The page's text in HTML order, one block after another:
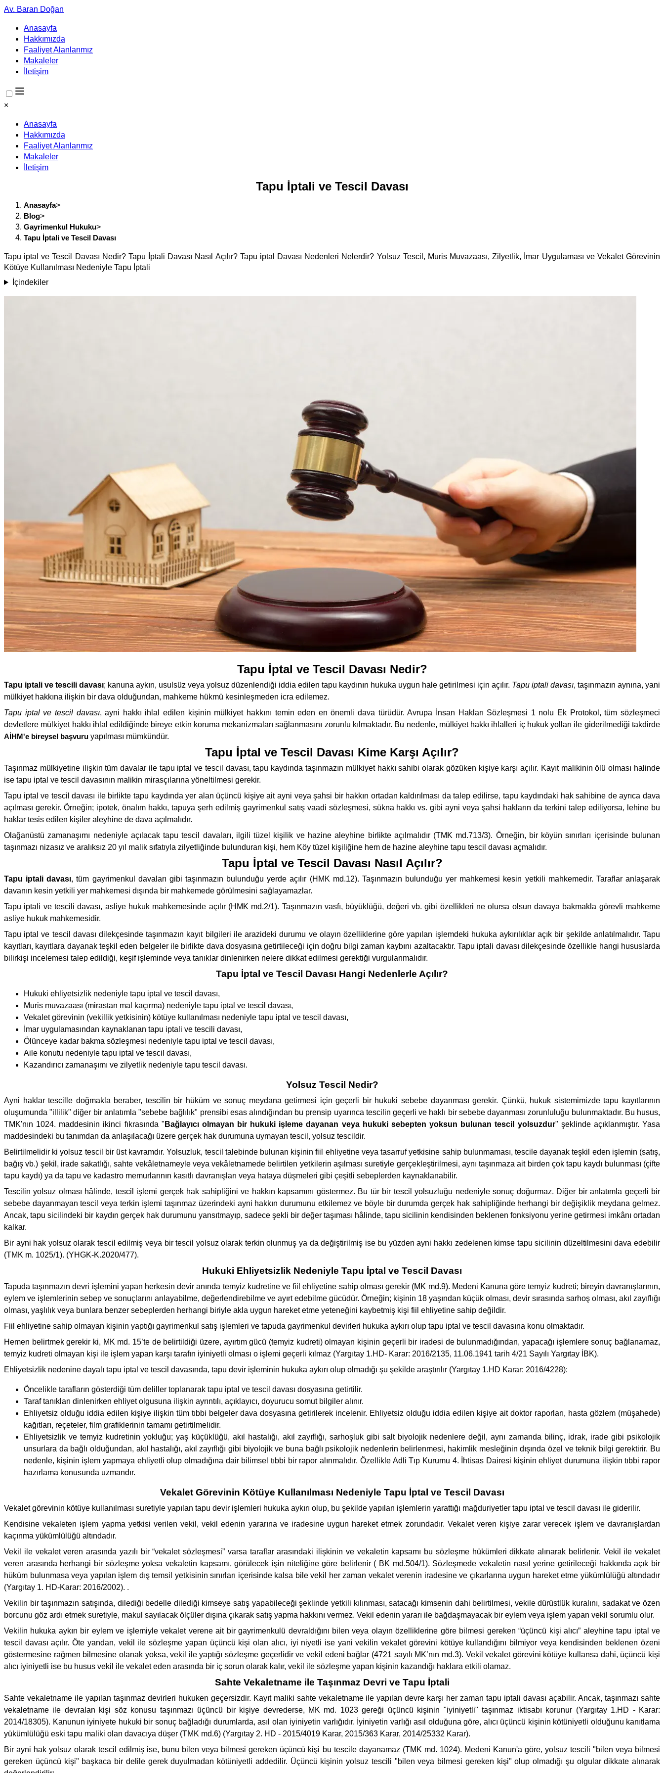
Av. Baran Doğan
Anasayfa
Hakkımızda
Faaliyet Alanlarımız
Makaleler
İletişim
×
Anasayfa
Hakkımızda
Faaliyet Alanlarımız
Makaleler
İletişim
Tapu İptali ve Tescil Davası
Anasayfa>
Blog>
Gayrimenkul Hukuku>
Tapu İptali ve Tescil Davası
Tapu iptal ve Tescil Davası Nedir? Tapu İptali Davası Nasıl Açılır? Tapu iptal Davası Nedenleri Nelerdir? Yolsuz Tescil, Muris Muvazaası, Zilyetlik, İmar Uygulaması ve Vekalet Görevinin
Kötüye Kullanılması Nedeniyle Tapu İptali
İçindekiler
Tapu İptal ve Tescil Davası Nedir?
Tapu iptali ve tescili davası; kanuna aykırı, usulsüz veya yolsuz düzenlendiği iddia edilen tapu kaydının hukuka uygun hale getirilmesi için açılır. Tapu iptali davası, taşınmazın aynına, yani
mülkiyet hakkına ilişkin bir dava olduğundan, mahkeme hükmü kesinleşmeden icra edilemez.
Tapu iptal ve tescil davası, ayni hakkı ihlal edilen kişinin mülkiyet hakkını temin eden en önemli dava türüdür. Avrupa İnsan Hakları Sözleşmesi 1 nolu Ek Protokol, tüm sözleşmeci
devletlere mülkiyet hakkı ihlal edildiğinde bireye etkin koruma mekanizmaları sağlanmasını zorunlu kılmaktadır. Bu nedenle, mülkiyet hakkı ihlalleri iç hukuk yolları ile giderilmediği takdirde
AİHM'e bireysel başvuru yapılması mümkündür.
Tapu İptal ve Tescil Davası Kime Karşı Açılır?
Taşınmaz mülkiyetine ilişkin tüm davalar ile tapu iptal ve tescil davası, tapu kaydında taşınmazın mülkiyet hakkı sahibi olarak gözüken kişiye karşı açılır. Kayıt malikinin ölü olması halinde
ise tapu iptal ve tescil davasının malikin mirasçılarına yöneltilmesi gerekir.
Tapu iptal ve tescil davası ile birlikte tapu kaydında yer alan üçüncü kişiye ait ayni veya şahsi bir hakkın ortadan kaldırılması da talep edilirse, tapu kaydındaki hak sahibine de ayrıca dava
açılması gerekir. Örneğin; ipotek, önalım hakkı, tapuya şerh edilmiş gayrimenkul satış vaadi sözleşmesi, sükna hakkı vs. gibi ayni veya şahsi hakların da terkini talep ediliyorsa, lehine bu
haklar tesis edilen kişiler aleyhine de dava açılmalıdır.
Olağanüstü zamanaşımı nedeniyle açılacak tapu tescil davaları, ilgili tüzel kişilik ve hazine aleyhine birlikte açılmalıdır (TMK md.713/3). Örneğin, bir köyün sınırları içerisinde bulunan
taşınmazı nizasız ve aralıksız 20 yıl malik sıfatıyla zilyetliğinde bulunduran kişi, hem Köy tüzel kişiliğine hem de hazine aleyhine tapu tescil davası açmalıdır.
Tapu İptal ve Tescil Davası Nasıl Açılır?
Tapu iptali davası, tüm gayrimenkul davaları gibi taşınmazın bulunduğu yerde açılır (HMK md.12). Taşınmazın bulunduğu yer mahkemesi kesin yetkili mahkemedir. Taraflar anlaşarak
davanın kesin yetkili yer mahkemesi dışında bir mahkemede görülmesini sağlayamazlar.
Tapu iptali ve tescili davası, asliye hukuk mahkemesinde açılır (HMK md.2/1). Taşınmazın vasfı, büyüklüğü, değeri vb. gibi özellikleri ne olursa olsun davaya bakmakla görevli mahkeme
asliye hukuk mahkemesidir.
Tapu iptal ve tescil davası dilekçesinde taşınmazın kayıt bilgileri ile arazideki durumu ve olayın özelliklerine göre yapılan işlemdeki hukuka aykırılıklar açık bir şekilde anlatılmalıdır. Tapu
kayıtları, kayıtlara dayanak teşkil eden belgeler ile birlikte dava dosyasına getirtileceği için doğru bilgi zaman kaybını azaltacaktır. Tapu iptali davası dilekçesinde özellikle hangi hususlarda
bilirkişi incelemesi talep edildiği, keşif işleminde veya tanıklar dinlenirken nelere dikkat edilmesi gerektiği vurgulanmalıdır.
Tapu İptal ve Tescil Davası Hangi Nedenlerle Açılır?
Hukuki ehliyetsizlik nedeniyle tapu iptal ve tescil davası,
Muris muvazaası (mirastan mal kaçırma) nedeniyle tapu iptal ve tescil davası,
Vekalet görevinin (vekillik yetkisinin) kötüye kullanılması nedeniyle tapu iptal ve tescil davası,
İmar uygulamasından kaynaklanan tapu iptali ve tescili davası,
Ölünceye kadar bakma sözleşmesi nedeniyle tapu iptal ve tescil davası,
Aile konutu nedeniyle tapu iptal ve tescil davası,
Kazandırıcı zamanaşımı ve zilyetlik nedeniyle tapu tescil davası.
Yolsuz Tescil Nedir?
Ayni haklar tescille doğmakla beraber, tescilin bir hüküm ve sonuç meydana getirmesi için geçerli bir hukuki sebebe dayanması gerekir. Çünkü, hukuk sistemimizde tapu kayıtlarının
oluşumunda "illilik" diğer bir anlatımla "sebebe bağlılık" prensibi esas alındığından bu prensip uyarınca tescilin geçerli ve haklı bir sebebe dayanması zorunluluğu bulunmaktadır. Bu husus,
TMK'nın 1024. maddesinin ikinci fıkrasında " Bağlayıcı olmayan bir hukuki işleme dayanan veya hukuki sebepten yoksun bulunan tescil yolsuzdur" şeklinde açıklanmıştır. Yasa
maddesindeki bu tanımdan da anlaşılacağı üzere gerçek hak durumuna uymayan tescil, yolsuz tescildir.
Belirtilmelidir ki yolsuz tescil bir üst kavramdır. Yolsuzluk, tescil talebinde bulunan kişinin fiil ehliyetine veya tasarruf yetkisine sahip bulunmaması, tescile dayanak teşkil eden işlemin (satış,
bağış vb.) şekil, irade sakatlığı, sahte vekâletnameyle veya vekâletnamede belirtilen yetkilerin aşılması suretiyle gerçekleştirilmesi, aynı taşınmaza ait birden çok tapu kaydı bulunması (çifte
tapu kaydı) ya da tapu ve kadastro memurlarının kasıtlı davranışları veya hataya düşmeleri gibi çeşitli sebeplerden kaynaklanabilir.
Tescilin yolsuz olması hâlinde, tescil işlemi gerçek hak sahipliğini ve hakkın kapsamını göstermez. Bu tür bir tescil yolsuzluğu nedeniyle sonuç doğurmaz. Diğer bir anlatımla geçerli bir
sebebe dayanmayan tescil veya terkin işlemi taşınmaz üzerindeki ayni hakkın durumunu etkilemez ve böyle bir durumda gerçek hak sahipliğinde herhangi bir değişiklik meydana gelmez.
Ancak, tapu sicilindeki bir kaydın gerçek hak durumunu yansıtmayıp, sadece şekli bir değer taşıması hâlinde, tapu sicilinin kendisinden beklenen fonksiyonu yerine getirmesi imkânı ortadan
kalkar.
Bir ayni hak yolsuz olarak tescil edilmiş veya bir tescil yolsuz olarak terkin olunmuş ya da değiştirilmiş ise bu yüzden ayni hakkı zedelenen kimse tapu sicilinin düzeltilmesini dava edebilir
(TMK m. 1025/1). (YHGK-K.2020/477).
Hukuki Ehliyetsizlik Nedeniyle Tapu İptal ve Tescil Davası
Tapuda taşınmazın devri işlemini yapan herkesin devir anında temyiz kudretine ve fiil ehliyetine sahip olması gerekir (MK md.9). Medeni Kanuna göre temyiz kudreti; bireyin davranışlarının,
eylem ve işlemlerinin sebep ve sonuçlarını anlayabilme, değerlendirebilme ve ayırt edebilme gücüdür. Örneğin; kişinin 18 yaşından küçük olması, devir sırasında sarhoş olması, akıl zayıflığı
olması, yaşlılık veya bunlara benzer sebeplerden herhangi biriyle akla uygun hareket etme yeteneğini kaybetmiş kişi fiil ehliyetine sahip değildir.
Fiil ehliyetine sahip olmayan kişinin yaptığı gayrimenkul satış işlemleri ve tapuda gayrimenkul devirleri hukuka aykırı olup tapu iptal ve tescil davasına konu olmaktadır.
Hemen belirtmek gerekir ki, MK md. 15’te de belirtildiği üzere, ayırtım gücü (temyiz kudreti) olmayan kişinin geçerli bir iradesi de bulunmadığından, yapacağı işlemlere sonuç bağlanamaz,
temyiz kudreti olmayan kişi ile işlem yapan karşı tarafın iyiniyetli olması o işlemi geçerli kılmaz (Yargıtay 1.HD- Karar: 2016/2135, 11.06.1941 tarih 4/21 Sayılı Yargıtay İBK).
Ehliyetsizlik nedenine dayalı tapu iptal ve tescil davasında, tapu devir işleminin hukuka aykırı olup olmadığı şu şekilde araştırılır (Yargıtay 1.HD Karar: 2016/4228):
Öncelikle tarafların gösterdiği tüm deliller toplanarak tapu iptal ve tescil davası dosyasına getirtilir.
Taraf tanıkları dinlenirken ehliyet olgusuna ilişkin ayrıntılı, açıklayıcı, doyurucu somut bilgiler alınır.
Ehliyetsiz olduğu iddia edilen kişiye ilişkin tüm tıbbi belgeler dava dosyasına getirilerek incelenir. Ehliyetsiz olduğu iddia edilen kişiye ait doktor raporları, hasta gözlem (müşahede)
kağıtları, reçeteler, film grafiklerinin tamamı getirtilmelidir.
Ehliyetsizlik ve temyiz kudretinin yokluğu; yaş küçüklüğü, akıl hastalığı, akıl zayıflığı, sarhoşluk gibi salt biyolojik nedenlere değil, aynı zamanda bilinç, idrak, irade gibi psikolojik
unsurlara da bağlı olduğundan, akıl hastalığı, akıl zayıflığı gibi biyolojik ve buna bağlı psikolojik nedenlerin belirlenmesi, hakimlik mesleğinin dışında özel ve teknik bilgi gerektirir. Bu
nedenle, kişinin işlem yapmaya ehliyetli olup olmadığına dair bilimsel tıbbi bir rapor alınmalıdır. Özellikle Adli Tıp Kurumu 4. İhtisas Dairesi kişinin ehliyet durumuna ilişkin tıbbi rapor
hazırlama konusunda uzmandır.
Vekalet Görevinin Kötüye Kullanılması Nedeniyle Tapu İptal ve Tescil Davası
Vekalet görevinin kötüye kullanılması suretiyle yapılan tapu devir işlemleri hukuka aykırı olup, bu şekilde yapılan işlemlerin yarattığı mağduriyetler tapu iptal ve tescil davası ile giderilir.
Kendisine vekaleten işlem yapma yetkisi verilen vekil, vekil edenin yararına ve iradesine uygun hareket etmek zorundadır. Vekalet veren kişiye zarar verecek işlem ve davranışlardan
kaçınma yükümlülüğü altındadır.
Vekil ile vekalet veren arasında yazılı bir “vekalet sözleşmesi” varsa taraflar arasındaki ilişkinin ve vekaletin kapsamı bu sözleşme hükümleri dikkate alınarak belirlenir. Vekil ile vekalet
veren arasında herhangi bir sözleşme yoksa vekaletin kapsamı, görülecek işin niteliğine göre belirlenir ( BK md.504/1). Sözleşmede vekaletin nasıl yerine getirileceği hakkında açık bir
hüküm bulunmasa veya yapılan işlem dış temsil yetkisinin sınırları içerisinde kalsa bile vekil her zaman vekalet verenin iradesine ve çıkarlarına uygun hareket etme yükümlülüğü altındadır
(Yargıtay 1. HD-Karar: 2016/2002). .
Vekilin bir taşınmazın satışında, dilediği bedelle dilediği kimseye satış yapabileceği şeklinde yetkili kılınması, satacağı kimsenin dahi belirtilmesi, vekile dürüstlük kuralını, sadakat ve özen
borcunu göz ardı etmek suretiyle, makul sayılacak ölçüler dışına çıkarak satış yapma hakkını vermez. Vekil edenin yararı ile bağdaşmayacak bir eylem veya işlem yapan vekil sorumlu olur.
Vekilin hukuka aykırı bir eylem ve işlemiyle vekalet verene ait bir gayrimenkulü devraldığını bilen veya olayın özelliklerine göre bilmesi gereken “üçüncü kişi alıcı” aleyhine tapu iptal ve
tescil davası açılır. Öte yandan, vekil ile sözleşme yapan üçüncü kişi olan alıcı, iyi niyetli ise yani vekilin vekalet görevini kötüye kullandığını bilmiyor veya kendisinden beklenen özeni
göstermesine rağmen bilmesine olanak yoksa, vekil ile yaptığı sözleşme geçerlidir ve vekil edeni bağlar (4721 sayılı MK’nın md.3). Vekil vekalet görevini kötüye kullansa dahi, üçüncü kişi
alıcı iyiniyetli ise bu husus vekil ile vekalet eden arasında bir iç sorun olarak kalır, vekil ile sözleşme yapan kişinin kazandığı haklara etkili olamaz.
Sahte Vekaletname ile Taşınmaz Devri ve Tapu İptali
Sahte vekaletname ile yapılan taşınmaz devirleri hukuken geçersizdir. Kayıt maliki sahte vekaletname ile yapılan devre karşı her zaman tapu iptali davası açabilir. Ancak, taşınmazı sahte
vekaletname ile devralan kişi söz konusu taşınmazı üçüncü bir kişiye devrederse, MK md. 1023 gereği üçüncü kişinin "iyiniyetli" taşınmaz iktisabı korunur (Yargıtay 1.HD - Karar:
2014/18305). Kanunun iyiniyete hukuki bir sonuç bağladığı durumlarda, asıl olan iyiniyetin varlığıdır. İyiniyetin varlığı asıl olduğuna göre, alıcı üçüncü kişinin kötüniyetli olduğunu kanıtlama
yükümlülüğü eski tapu maliki olan davacıya düşer (TMK md.6) (Yargıtay 2. HD - 2015/4019 Karar, 2015/363 Karar, 2014/25332 Karar).
Bir ayni hak yolsuz olarak tescil edilmiş ise, bunu bilen veya bilmesi gereken üçüncü kişi bu tescile dayanamaz (TMK md. 1024). Medeni Kanun'a göre, yolsuz tescili "bilen veya bilmesi
gereken üçüncü kişi" başkaca bir delile gerek duyulmadan kötüniyetli addedilir. Üçüncü kişinin yolsuz tescili "bilen veya bilmesi gereken kişi" olup olmadığı şu olgular dikkate alınarak